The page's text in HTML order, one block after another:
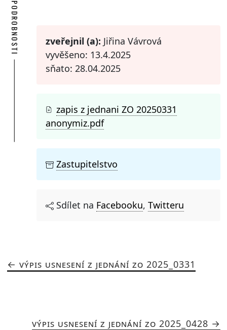
PODROBNOSTI zveřejnil (a): Jiřina Vávrová
vyvěšeno: 13.4.2025
sňato: 28.04.2025
zapis z jednani ZO 20250331
anonymiz.pdf
Zastupitelstvo
Sdílet na Facebooku, Twitteru
VÝPIS USNESENÍ Z JEDNÁNÍ ZO 2025_0331
VÝPIS USNESENÍ Z JEDNÁNÍ ZO 2025_0428